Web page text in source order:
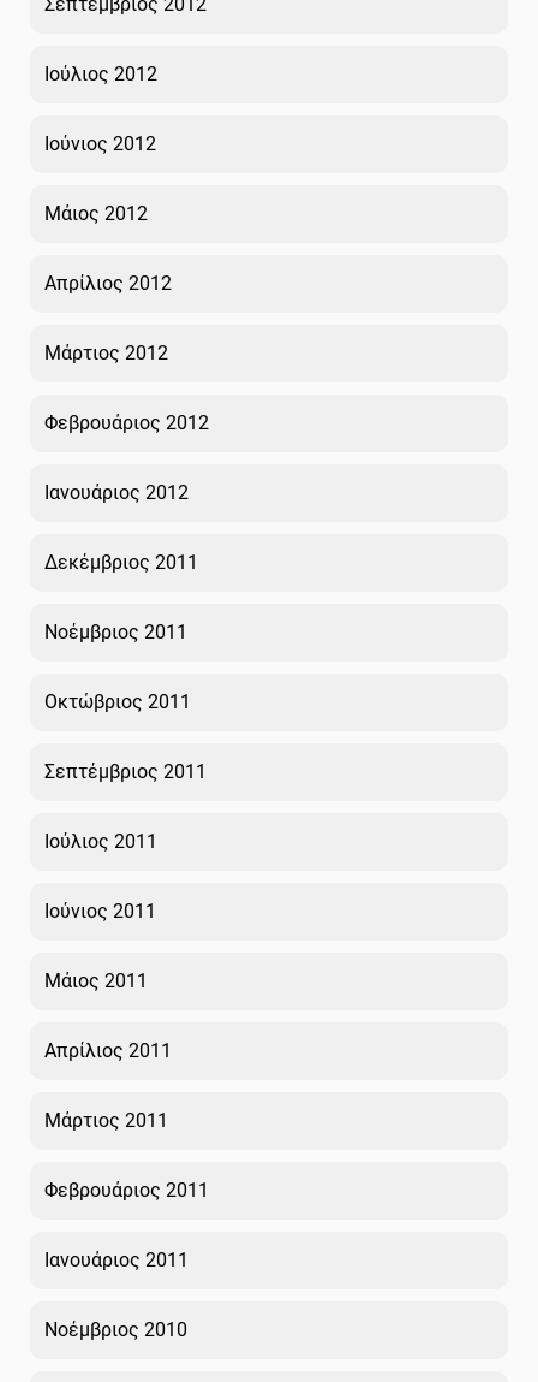
Ιούλιος 2012
Ιούνιος 2012
Μάιος 2012
Απρίλιος 2012
Μάρτιος 2012
Φεβρουάριος 2012
Ιανουάριος 2012
Δεκέμβριος 2011
Νοέμβριος 2011
Οκτώβριος 2011
Σεπτέμβριος 2011
Ιούλιος 2011
Ιούνιος 2011
Μάιος 2011
Απρίλιος 2011
Μάρτιος 2011
Φεβρουάριος 2011
Ιανουάριος 2011
Νοέμβριος 2010